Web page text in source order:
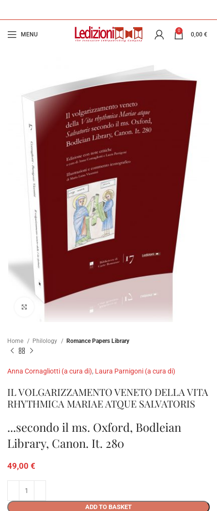
MENU
0
0,00 €
Home Philology Romance Papers Library
Anna Cornagliotti (a cura di), Laura Parnigoni (a cura di)
IL VOLGARIZZAMENTO VENETO DELLA VITA
RHYTHMICA MARIAE ATQUE SALVATORIS
...secondo il ms. Oxford, Bodleian
Library, Canon. It. 280
49,00 €
ADD TO BASKET